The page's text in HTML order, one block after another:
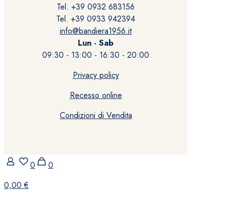
Tel. +39 0932 683156
Tel. +39 0933 942394
info@bandiera1956.it
Lun - Sab
09:30 - 13:00 - 16:30 - 20:00
Privacy policy
Recesso online
Condizioni di Vendita
0
0
0,00 €